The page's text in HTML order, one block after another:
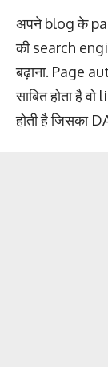
अपने blog के
की search
बढ़ाना. Page
साबित होता है
होती है जिसका